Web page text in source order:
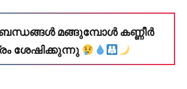
മങ്ങുമ്പോൾ കണ്ണീർ
ശേഷിക്കുന്നു